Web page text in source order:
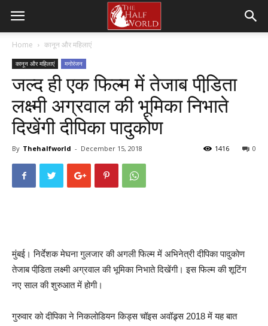
Home कानून और महिलाएं
कानून और महिलाएं मनोरंजन
जल्द ही एक फिल्म में तेजाब पीडि़ता
लक्ष्मी अग्रवाल की भूमिका निभाते
दिखेंगी दीपिका पादुकोण
By Thehalfworld - December 15, 2018 0
1416
मुंबई। ￰निर्देशक मेघना गुलजार की अगली फिल्म में अभिनेत्री दीपिका पादुकोण
तेजाब पीडि़ता लक्ष्मी अग्रवाल की भूमिका निभाते दिखेंगी। इस फिल्म की शूटिंग
नए साल की शुरुआत में होगी।
गुरुवार को दीपिका ने निकलोडियन किड्स चॉइस अवॉड्र्स 2018 में यह बात